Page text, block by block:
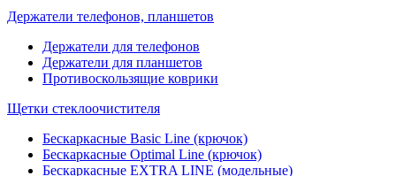
Держатели телефонов, планшетов
Держатели для телефонов
Держатели для планшетов
Противоскользящие коврики
Щетки стеклоочистителя
Бескаркасные Basic Line (крючок)
Бескаркасные Optimal Line (крючок)
Бескаркасные EXTRA LINE (модельные)